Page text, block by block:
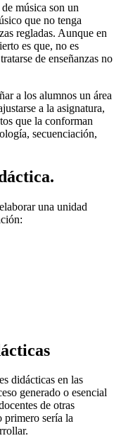
música son un
que no tenga
regladas. Aunque en
es que, no es
de enseñanzas no
a los alumnos un área
a la asignatura,
que la conforman
secuenciación,
una unidad
didácticas en las
generado o esencial
de otras
primero sería la